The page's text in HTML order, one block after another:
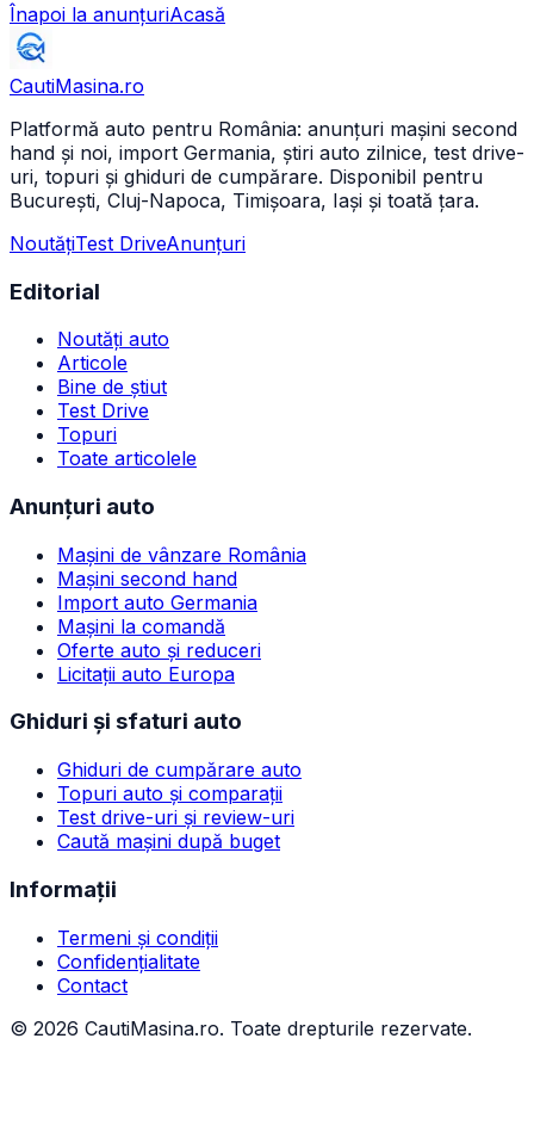
Înapoi la anunțuriAcasă
CautiMasina.ro
Platformă auto pentru România: anunțuri mașini second
hand și noi, import Germania, știri auto zilnice, test drive-
uri, topuri și ghiduri de cumpărare. Disponibil pentru
București, Cluj-Napoca, Timișoara, Iași și toată țara.
NoutățiTest DriveAnunțuri
Editorial
Noutăți auto
Articole
Bine de știut
Test Drive
Topuri
Toate articolele
Anunțuri auto
Mașini de vânzare România
Mașini second hand
Import auto Germania
Mașini la comandă
Oferte auto și reduceri
Licitații auto Europa
Ghiduri și sfaturi auto
Ghiduri de cumpărare auto
Topuri auto și comparații
Test drive-uri și review-uri
Caută mașini după buget
Informații
Termeni și condiții
Confidențialitate
Contact
© 2026 CautiMasina.ro. Toate drepturile rezervate.